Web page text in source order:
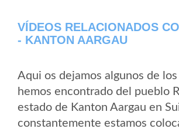
VÍDEOS RELACIONADOS
- KANTON AARGAU
Aqui os dejamos algunos de
hemos encontrado del pueblo
estado de Kanton Aargau en
constantemente estamos